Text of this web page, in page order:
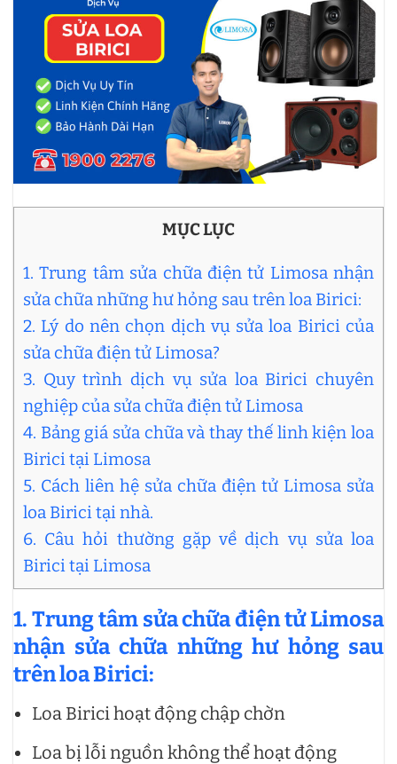
MỤC LỤC
1. Trung tâm sửa chữa điện tử Limosa nhận
sửa chữa những hư hỏng sau trên loa Birici:
2. Lý do nên chọn dịch vụ sửa loa Birici của
sửa chữa điện tử Limosa?
3. Quy trình dịch vụ sửa loa Birici chuyên
nghiệp của sửa chữa điện tử Limosa
4. Bảng giá sửa chữa và thay thế linh kiện loa
Birici tại Limosa
5. Cách liên hệ sửa chữa điện tử Limosa sửa
loa Birici tại nhà.
6. Câu hỏi thường gặp về dịch vụ sửa loa
Birici tại Limosa
1. Trung tâm sửa chữa điện tử Limosa
nhận sửa chữa những hư hỏng sau
trên loa Birici:
Loa Birici hoạt động chập chờn
Loa bị lỗi nguồn không thể hoạt động